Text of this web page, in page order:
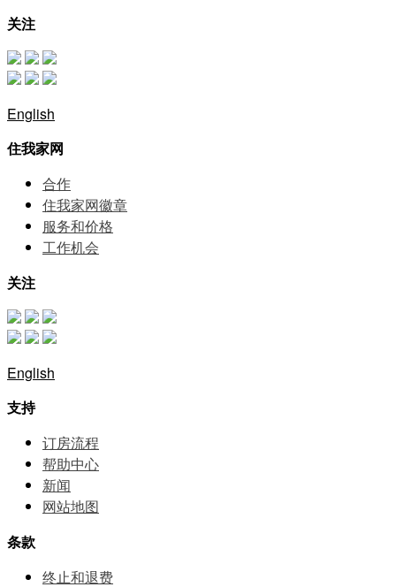
关注
English
住我家网
合作
住我家网徽章
服务和价格
⼯作机会
关注
English
支持
订房流程
帮助中⼼
新闻
网站地图
条款
终止和退费